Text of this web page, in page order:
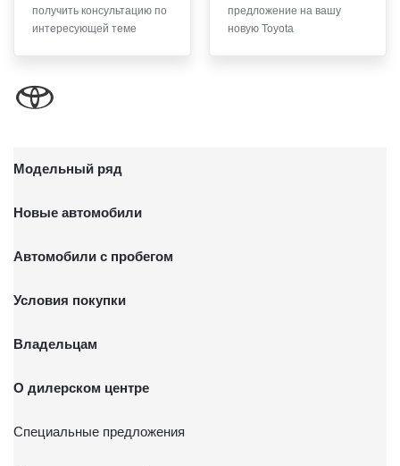
письменного заявления Обществу заказным почтовым
Алтуфьево, пр-д Автомобильный, стр. 5А/1.
получить консультацию по
интересующей теме
предложение на вашу
новую Toyota
Модельный ряд
Новые автомобили
Автомобили с пробегом
Условия покупки
Владельцам
О дилерском центре
Специальные предложения